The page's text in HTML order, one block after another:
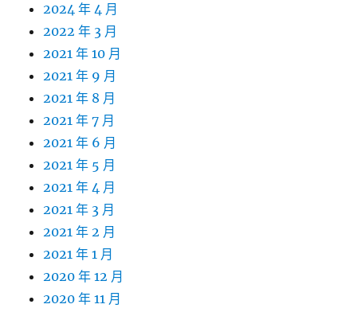
2024 年 4 月
2022 年 3 月
2021 年 10 月
2021 年 9 月
2021 年 8 月
2021 年 7 月
2021 年 6 月
2021 年 5 月
2021 年 4 月
2021 年 3 月
2021 年 2 月
2021 年 1 月
2020 年 12 月
2020 年 11 月